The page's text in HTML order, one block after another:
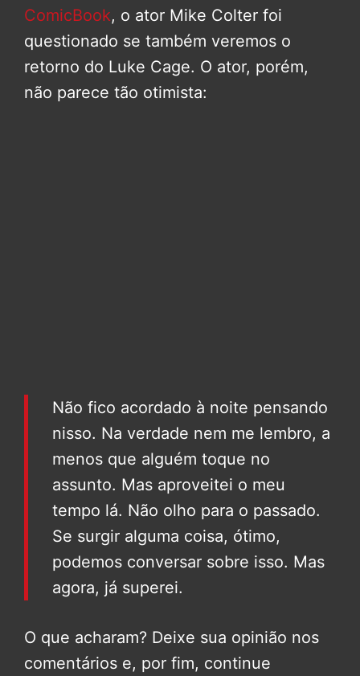
ComicBook, o ator Mike Colter foi
questionado se também veremos o
retorno do Luke Cage. O ator, porém,
não parece tão otimista:
Não fico acordado à noite pensando
nisso. Na verdade nem me lembro, a
menos que alguém toque no
assunto. Mas aproveitei o meu
tempo lá. Não olho para o passado.
Se surgir alguma coisa, ótimo,
podemos conversar sobre isso. Mas
agora, já superei.
O que acharam? Deixe sua opinião nos
comentários e, por fim, continue